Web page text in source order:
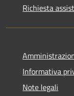
Richiesta
Informativa
Note legali